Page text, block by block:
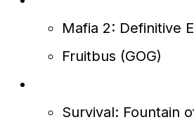
Mafia 2: Definitive
Fruitbus (GOG)
Survival: Fountain